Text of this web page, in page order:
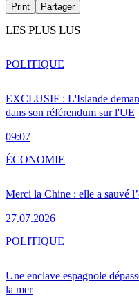
Print Partager
LES PLUS LUS
EXCLUSIF : L'Islande
dans son référendum sur l'UE
09:07
POLITIQUE
Merci la Chine : elle a sauvé
27.07.2026
ÉCONOMIE
Une enclave espagnole
la mer
POLITIQUE